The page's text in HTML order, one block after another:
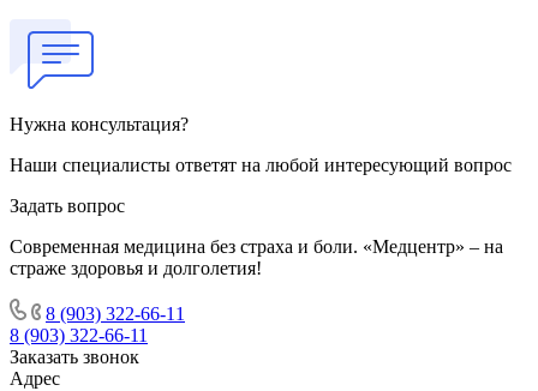
Нужна консультация?
Наши специалисты ответят на любой интересующий вопрос
Задать вопрос
Современная медицина без страха и боли. «Медцентр» – на
страже здоровья и долголетия!
8 (903) 322-66-11
8 (903) 322-66-11
Заказать звонок
Адрес